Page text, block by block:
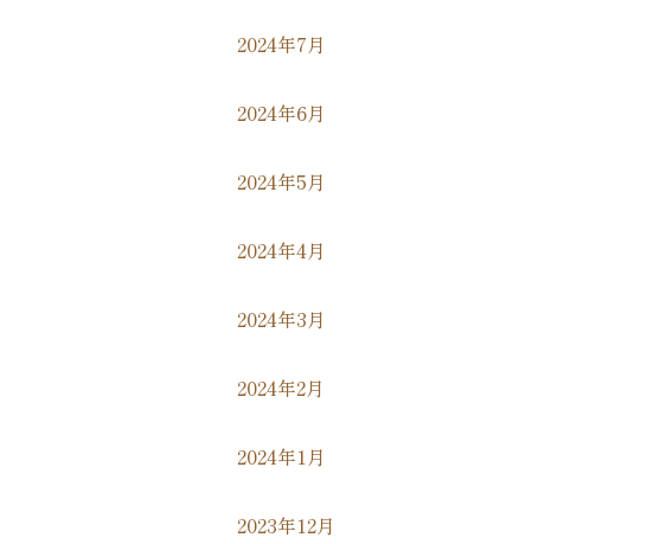
2024年7月
2024年6月
2024年5月
2024年4月
2024年3月
2024年2月
2024年1月
2023年12月